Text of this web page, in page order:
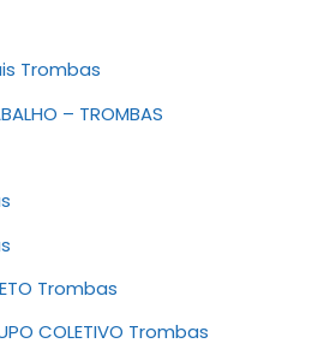
Trombas
– TROMBAS
Trombas
COLETIVO Trombas